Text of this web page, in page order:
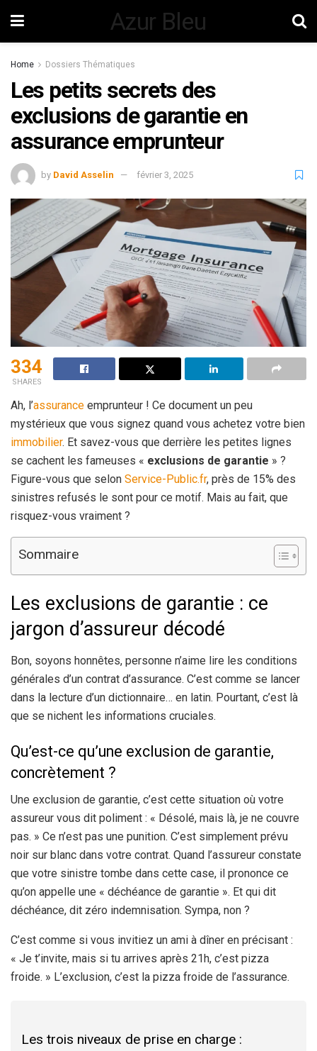
Azur Bleu
Home Dossiers Thématiques
Les petits secrets des
exclusions de garantie en
assurance emprunteur
by David Asselin février 3, 2025
334
SHARES
Ah, l’assurance emprunteur ! Ce document un peu
mystérieux que vous signez quand vous achetez votre bien
immobilier. Et savez-vous que derrière les petites lignes
se cachent les fameuses « exclusions de garantie » ?
Figure-vous que selon Service-Public.fr, près de 15% des
sinistres refusés le sont pour ce motif. Mais au fait, que
risquez-vous vraiment ?
Sommaire
Les exclusions de garantie : ce
jargon d’assureur décodé
Bon, soyons honnêtes, personne n’aime lire les conditions
générales d’un contrat d’assurance. C’est comme se lancer
dans la lecture d’un dictionnaire… en latin. Pourtant, c’est là
que se nichent les informations cruciales.
Qu’est-ce qu’une exclusion de garantie,
concrètement ?
Une exclusion de garantie, c’est cette situation où votre
assureur vous dit poliment : « Désolé, mais là, je ne couvre
pas. » Ce n’est pas une punition. C’est simplement prévu
noir sur blanc dans votre contrat. Quand l’assureur constate
que votre sinistre tombe dans cette case, il prononce ce
qu’on appelle une « déchéance de garantie ». Et qui dit
déchéance, dit zéro indemnisation. Sympa, non ?
C’est comme si vous invitiez un ami à dîner en précisant :
« Je t’invite, mais si tu arrives après 21h, c’est pizza
froide. » L’exclusion, c’est la pizza froide de l’assurance.
Les trois niveaux de prise en charge :